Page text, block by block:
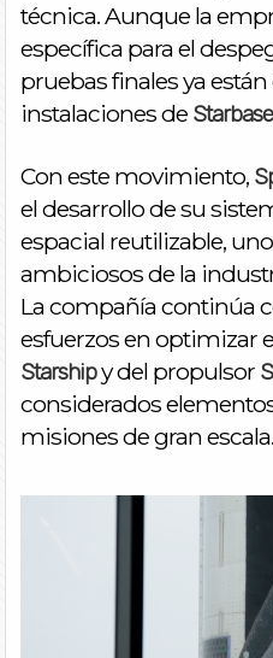
técnica. Aunque la
específica para el
pruebas finales ya
instalaciones de Starbase
Con este movimiento,
el desarrollo de su
espacial reutilizable,
ambiciosos de la
La compañía continúa
esfuerzos en optimizar
Starshipy del propulsor
considerados
misiones de gran escala.